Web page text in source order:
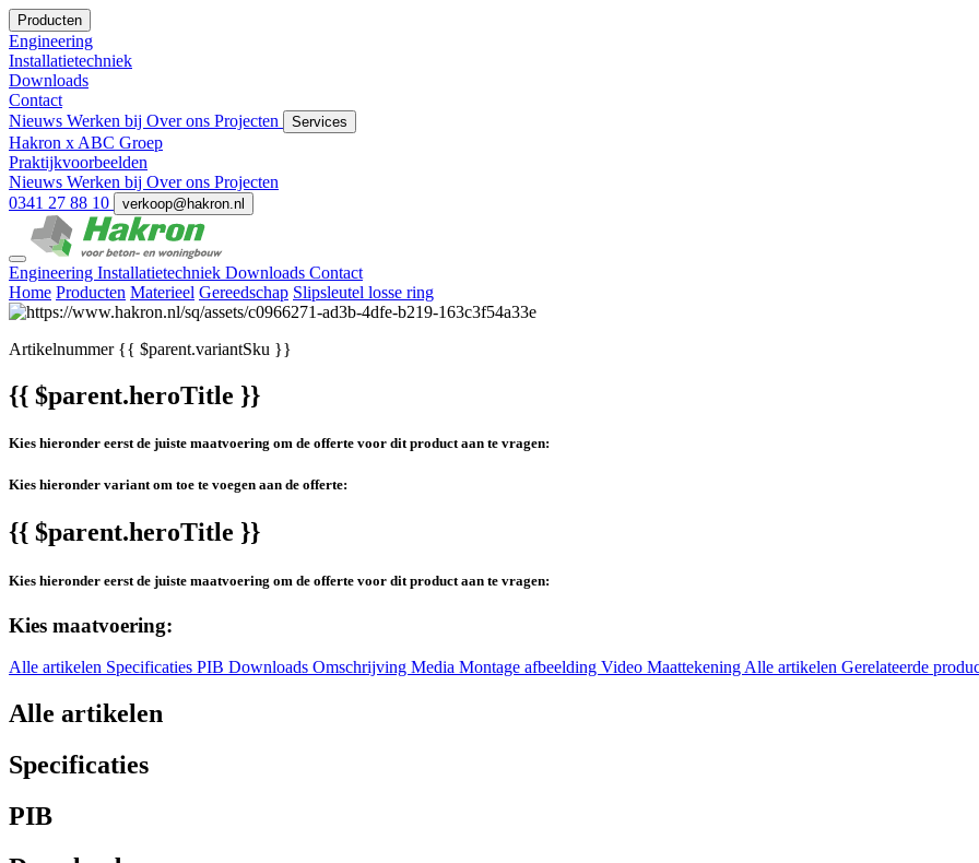
Producten
Engineering
Installatietechniek
Downloads
Contact
Nieuws Werken bij Over ons Projecten Services
Hakron x ABC Groep
Praktijkvoorbeelden
Nieuws Werken bij Over ons Projecten
0341 27 88 10
verkoop@hakron.nl
Engineering Installatietechniek Downloads Contact
Home Producten Materieel Gereedschap Slipsleutel losse ring
Artikelnummer{{ $parent.variantSku }}
{{ $parent.heroTitle }}
Kies hieronder eerst de juiste maatvoering om de offerte voor dit product aan te vragen:
Kies hieronder variant om toe te voegen aan de offerte:
{{ $parent.heroTitle }}
Kies hieronder eerst de juiste maatvoering om de offerte voor dit product aan te vragen:
Kies maatvoering:
Alle artikelen Specificaties PIB Downloads Omschrijving Media Montage afbeelding Video MaattekeningAlle artikelen Gerelateerde
Alle artikelen
Specificaties
PIB